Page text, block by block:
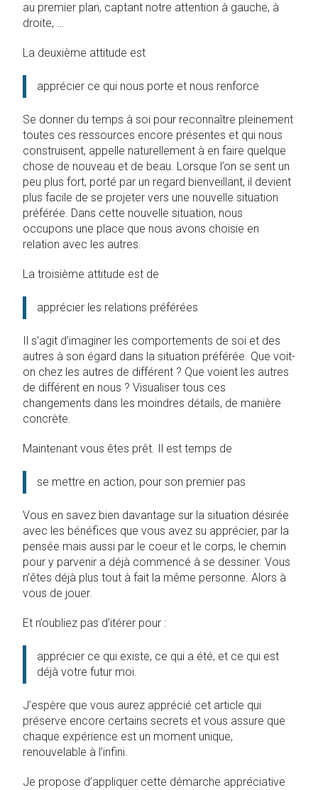
au premier plan, captant notre attention à gauche, à
droite, …
La deuxième attitude est
apprécier ce qui nous porte et nous renforce
Se donner du temps à soi pour reconnaître pleinement
toutes ces ressources encore présentes et qui nous
construisent, appelle naturellement à en faire quelque
chose de nouveau et de beau. Lorsque l’on se sent un
peu plus fort, porté par un regard bienveillant, il devient
plus facile de se projeter vers une nouvelle situation
préférée. Dans cette nouvelle situation, nous
occupons une place que nous avons choisie en
relation avec les autres.
La troisième attitude est de
apprécier les relations préférées
Il s’agit d’imaginer les comportements de soi et des
autres à son égard dans la situation préférée. Que voit-
on chez les autres de différent ? Que voient les autres
de différent en nous ? Visualiser tous ces
changements dans les moindres détails, de manière
concrète.
Maintenant vous êtes prêt. Il est temps de
se mettre en action, pour son premier pas
Vous en savez bien davantage sur la situation désirée
avec les bénéfices que vous avez su apprécier, par la
pensée mais aussi par le coeur et le corps, le chemin
pour y parvenir a déjà commencé à se dessiner. Vous
n’êtes déjà plus tout à fait la même personne. Alors à
vous de jouer.
Et n’oubliez pas d’itérer pour :
apprécier ce qui existe, ce qui a été, et ce qui est
déjà votre futur moi.
J’espère que vous aurez apprécié cet article qui
préserve encore certains secrets et vous assure que
chaque expérience est un moment unique,
renouvelable à l’infini.
Je propose d’appliquer cette démarche appréciative